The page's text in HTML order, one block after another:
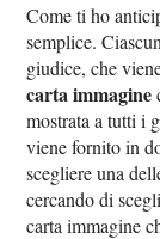
Come ti ho
semplice.
giudice, che
carta immagine
mostrata a tutti i
viene fornito in
scegliere una
cercando di
carta immagine